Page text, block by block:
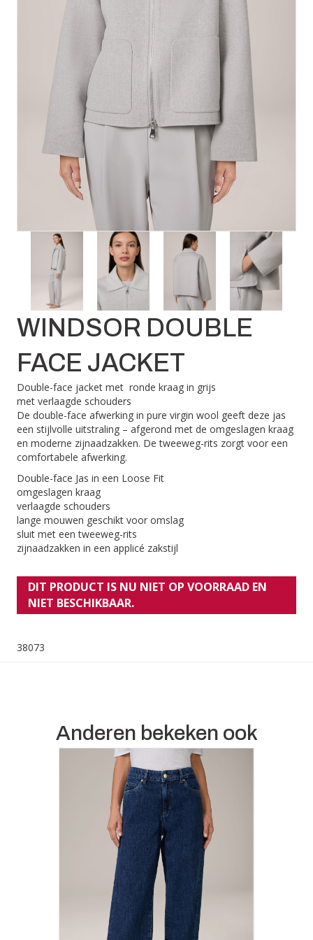
WINDSOR DOUBLE
FACE JACKET
Double-face jacket met ronde kraag in grijs
met verlaagde schouders
De double-face afwerking in pure virgin wool geeft deze jas
een stijlvolle uitstraling – afgerond met de omgeslagen kraag
en moderne zijnaadzakken. De tweeweg-rits zorgt voor een
comfortabele afwerking.
Double-face Jas in een Loose Fit
omgeslagen kraag
verlaagde schouders
lange mouwen geschikt voor omslag
sluit met een tweeweg-rits
zijnaadzakken in een applicé zakstijl
DIT PRODUCT IS NU NIET OP VOORRAAD EN
NIET BESCHIKBAAR.
38073
Anderen bekeken ook